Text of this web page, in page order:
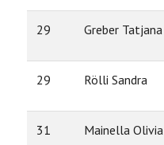
29 Greber Tatjana
29 Rölli Sandra
31 Mainella Olivia